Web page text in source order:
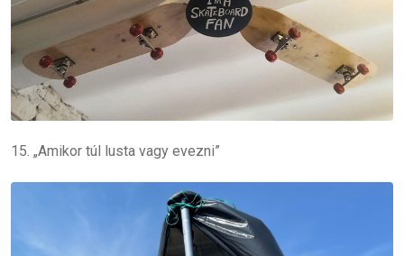
15. „Amikor túl lusta vagy evezni”